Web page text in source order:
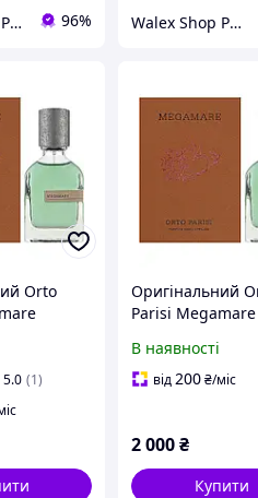
Walex Shop Parfum 96% Walex Shop Parfum
Orto
5.0 (1)
Оригінальний
Parisi Megamare
10 мл (Орто
Мегамара)
В наявності
від200₴/міс
2 000₴
Купити